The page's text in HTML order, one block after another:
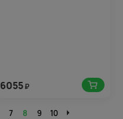
6055₽
7 8 9 10